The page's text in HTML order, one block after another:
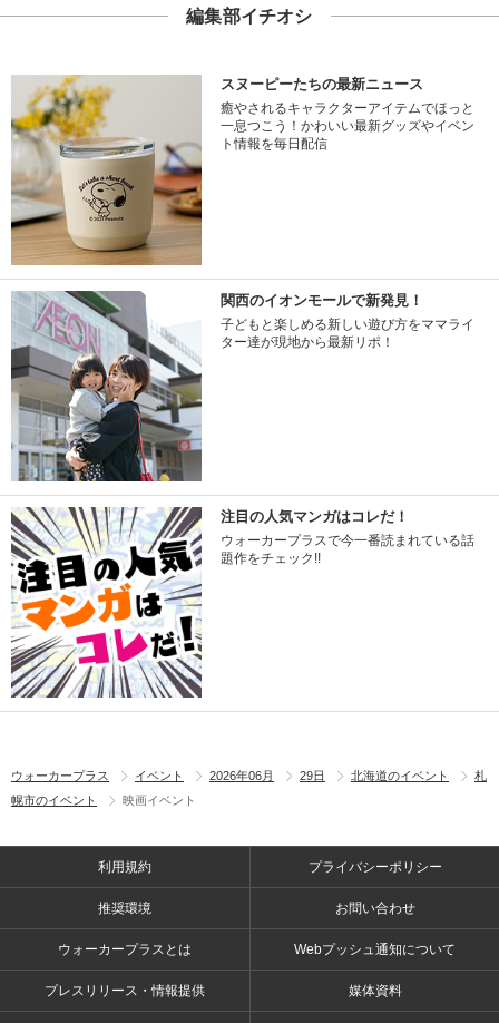
編集部イチオシ
スヌーピーたちの最新ニュース
癒やされるキャラクターアイテムでほっと
一息つこう！かわいい最新グッズやイベン
ト情報を毎日配信
関西のイオンモールで新発見！
子どもと楽しめる新しい遊び方をママライ
ター達が現地から最新リポ！
注目の人気マンガはコレだ！
ウォーカープラスで今一番読まれている話
題作をチェック!!
ウォーカープラス イベント 2026年06月 29日 北海道のイベント
札
幌市のイベント
映画イベント
利用規約 プライバシーポリシー
推奨環境 お問い合わせ
ウォーカープラスとは Webプッシュ通知について
プレスリリース・情報提供 媒体資料